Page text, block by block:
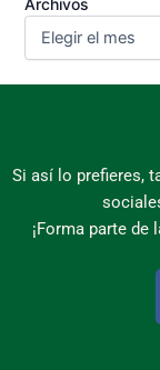
Archivos
Si así lo prefieres,
¡Forma parte